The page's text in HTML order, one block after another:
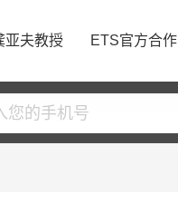
亚夫教授 ETS官方合作